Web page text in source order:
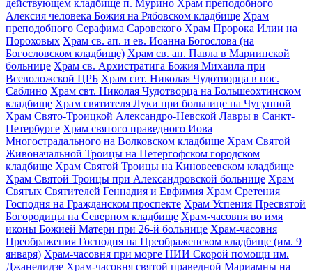
действующем кладбище п. Мурино Храм преподобного
Алексия человека Божия на Рябовском кладбище Храм
преподобного Серафима Саровского Храм Пророка Илии на
Пороховых Храм св. ап. и ев. Иоанна Богослова (на
Богословском кладбище) Храм св. ап. Павла в Мариинской
больнице Храм св. Архистратига Божия Михаила при
Всеволожской ЦРБ Храм свт. Николая Чудотворца в пос.
Саблино Храм свт. Николая Чудотворца на Большеохтинском
кладбище Храм святителя Луки при больнице на Чугунной
Храм Свято-Троицкой Александро-Невской Лавры в Санкт-
Петербурге Храм святого праведного Иова
Многострадального на Волковском кладбище Храм Святой
Живоначальной Троицы на Петергофском городском
кладбище Храм Святой Троицы на Киновеевском кладбище
Храм Святой Троицы при Александровской больнице Храм
Святых Святителей Геннадия и Евфимия Храм Сретения
Господня на Гражданском проспекте Храм Успения Пресвятой
Богородицы на Северном кладбище Храм-часовня во имя
иконы Божией Матери при 26-й больнице Храм-часовня
Преображения Господня на Преображенском кладбище (им. 9
января) Храм-часовня при морге НИИ Скорой помощи им.
Джанелидзе Храм-часовня святой праведной Мариамны на